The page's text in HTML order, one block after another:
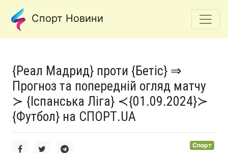
Спорт Новини
{Реал Мадрид} проти {Бетіс} ⇒
Прогноз та попередній огляд матчу
≻ {Іспанська Ліга} ≺{01.09.2024}≻
{Футбол} на СПОРТ.UA
Спорт